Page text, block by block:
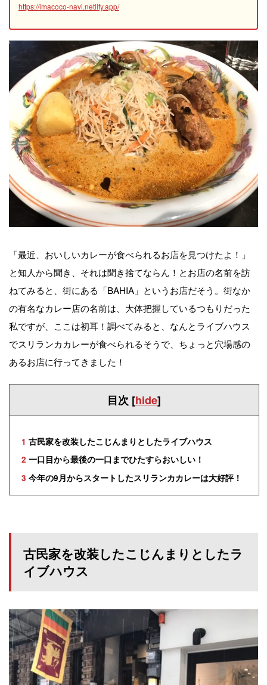
https://imacoco-navi.netlify.app/
「最近、おいしいカレーが食べられるお店を見つけたよ！」
と知人から聞き、それは聞き捨てならん！とお店の名前を訪
ねてみると、街にある「BAHIA」というお店だそう。街なか
の有名なカレー店の名前は、大体把握しているつもりだった
私ですが、ここは初耳！調べてみると、なんとライブハウス
でスリランカカレーが食べられるそうで、ちょっと穴場感の
あるお店に行ってきました！
目次 [hide]
1 古民家を改装したこじんまりとしたライブハウス
2 一口目から最後の一口までひたすらおいしい！
3 今年の9月からスタートしたスリランカカレーは大好評！
古民家を改装したこじんまりとしたラ
イブハウス